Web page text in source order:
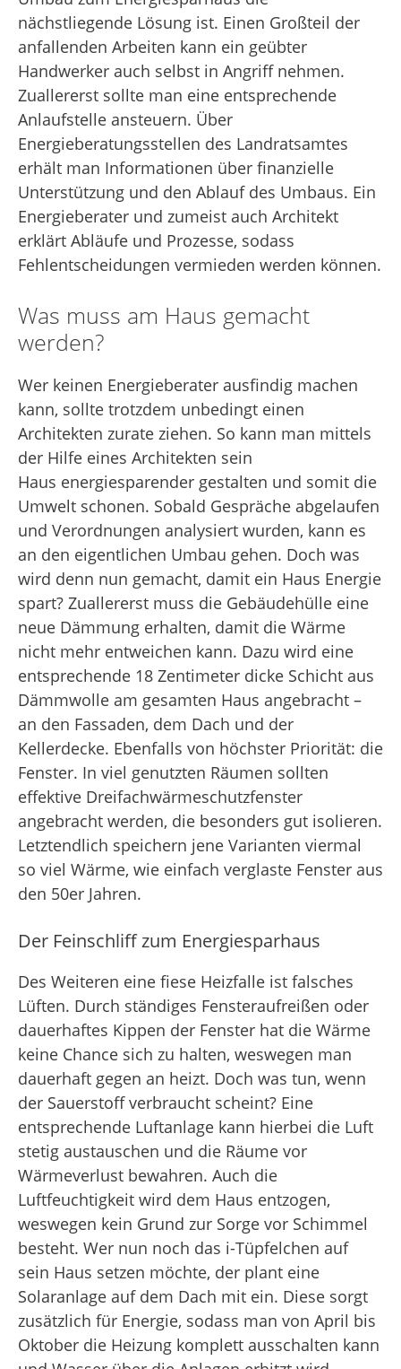
nächstliegende Lösung ist. Einen Großteil der
anfallenden Arbeiten kann ein geübter
Handwerker auch selbst in Angriff nehmen.
Zuallererst sollte man eine entsprechende
Anlaufstelle ansteuern. Über
Energieberatungsstellen des Landratsamtes
erhält man Informationen über finanzielle
Unterstützung und den Ablauf des Umbaus. Ein
Energieberater und zumeist auch Architekt
erklärt Abläufe und Prozesse, sodass
Fehlentscheidungen vermieden werden können.
Was muss am Haus gemacht
werden?
Wer keinen Energieberater ausfindig machen
kann, sollte trotzdem unbedingt einen
Architekten zurate ziehen. So kann man mittels
der Hilfe eines Architekten sein
Haus energiesparender gestalten und somit die
Umwelt schonen. Sobald Gespräche abgelaufen
und Verordnungen analysiert wurden, kann es
an den eigentlichen Umbau gehen. Doch was
wird denn nun gemacht, damit ein Haus Energie
spart? Zuallererst muss die Gebäudehülle eine
neue Dämmung erhalten, damit die Wärme
nicht mehr entweichen kann. Dazu wird eine
entsprechende 18 Zentimeter dicke Schicht aus
Dämmwolle am gesamten Haus angebracht –
an den Fassaden, dem Dach und der
Kellerdecke. Ebenfalls von höchster Priorität: die
Fenster. In viel genutzten Räumen sollten
effektive Dreifachwärmeschutzfenster
angebracht werden, die besonders gut isolieren.
Letztendlich speichern jene Varianten viermal
so viel Wärme, wie einfach verglaste Fenster aus
den 50er Jahren.
Der Feinschliff zum Energiesparhaus
Des Weiteren eine fiese Heizfalle ist falsches
Lüften. Durch ständiges Fensteraufreißen oder
dauerhaftes Kippen der Fenster hat die Wärme
keine Chance sich zu halten, weswegen man
dauerhaft gegen an heizt. Doch was tun, wenn
der Sauerstoff verbraucht scheint? Eine
entsprechende Luftanlage kann hierbei die Luft
stetig austauschen und die Räume vor
Wärmeverlust bewahren. Auch die
Luftfeuchtigkeit wird dem Haus entzogen,
weswegen kein Grund zur Sorge vor Schimmel
besteht. Wer nun noch das i-Tüpfelchen auf
sein Haus setzen möchte, der plant eine
Solaranlage auf dem Dach mit ein. Diese sorgt
zusätzlich für Energie, sodass man von April bis
Oktober die Heizung komplett ausschalten kann